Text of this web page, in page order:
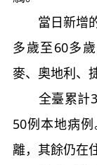
當日新增的
多歲至60多
麥、奧地利、
全臺累計
50例本地病
離，其餘仍在